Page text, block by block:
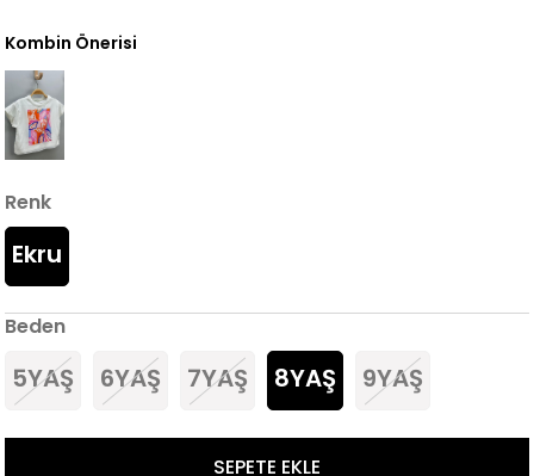
Kombin Önerisi
Renk
Ekru
Beden
5YAŞ 6YAŞ 7YAŞ 8YAŞ 9YAŞ